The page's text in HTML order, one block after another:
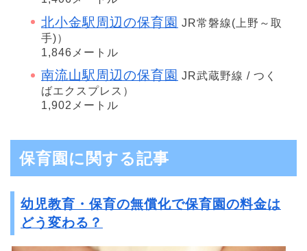
北小金駅周辺の保育園 JR常磐線(上野～取
手)）
1,846メートル
南流山駅周辺の保育園 JR武蔵野線 / つく
ばエクスプレス）
1,902メートル
保育園に関する記事
幼児教育・保育の無償化で保育園の料金は
どう変わる？